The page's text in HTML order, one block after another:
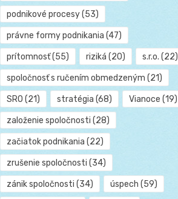
podnikové procesy(53)
právne formy podnikania (47)
prítomnosť(55) riziká (20) s.r.o. (22)
spoločnosť s ručením obmedzeným (21)
SRO (21) stratégia (68) Vianoce (19)
založenie spoločnosti (28)
začiatok podnikania (22)
zrušenie spoločnosti (34)
zánik spoločnosti (34) úspech (59)